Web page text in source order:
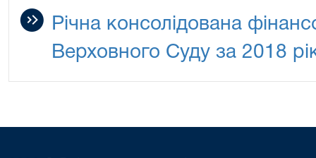
Річна консолідована
Верховного Суду за 2018